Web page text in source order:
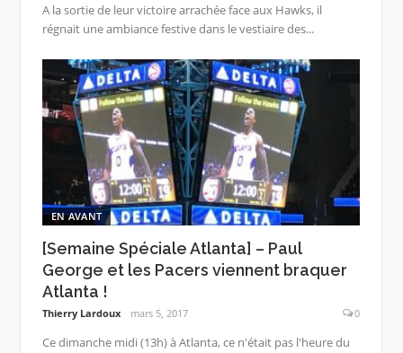
A la sortie de leur victoire arrachée face aux Hawks, il
régnait une ambiance festive dans le vestiaire des...
EN AVANT
[Semaine Spéciale Atlanta] – Paul
George et les Pacers viennent braquer
Atlanta !
Thierry Lardoux mars 5, 2017 0
Ce dimanche midi (13h) à Atlanta, ce n'était pas l'heure du